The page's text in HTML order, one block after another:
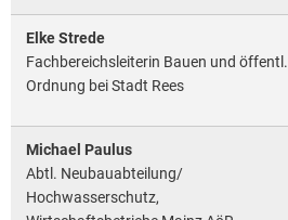
Elke Strede
Fachbereichsleiterin Bauen und öffentl.
Ordnung bei Stadt Rees
Michael Paulus
Abtl. Neubauabteilung/
Hochwasserschutz,